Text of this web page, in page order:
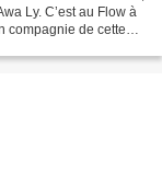
Ly. C’est au Flow à
compagnie de cette